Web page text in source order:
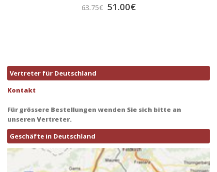
63.75€ 51.00€
Vertreter für Deutschland
Kontakt
Für grössere Bestellungen wenden Sie sich bitte an
unseren Vertreter.
Geschäfte in Deutschland